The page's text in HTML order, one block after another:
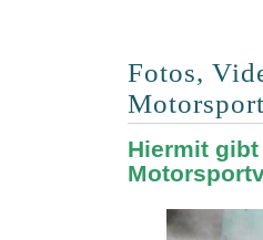
Fotos,
Hiermit